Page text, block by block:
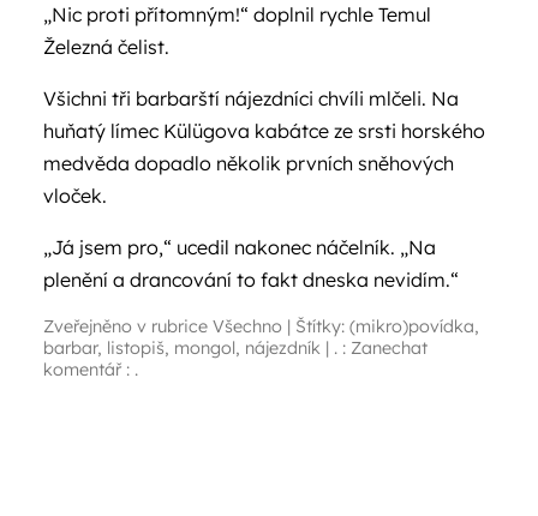
„Nic proti přítomným!“ doplnil rychle Temul
Železná čelist.
Všichni tři barbarští nájezdníci chvíli mlčeli. Na
huňatý límec Külügova kabátce ze srsti horského
medvěda dopadlo několik prvních sněhových
vloček.
„Já jsem pro,“ ucedil nakonec náčelník. „Na
plenění a drancování to fakt dneska nevidím.“
Zveřejněno v rubrice Všechno | Štítky: (mikro)povídka,
barbar, listopiš, mongol, nájezdník | . : Zanechat
komentář : .